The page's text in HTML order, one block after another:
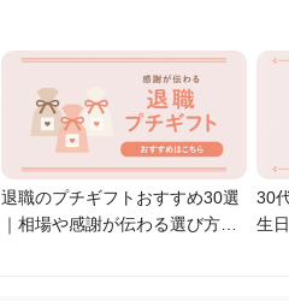
退職のプチギフトおすすめ30選
｜相場や感謝が伝わる選び方を
30
生